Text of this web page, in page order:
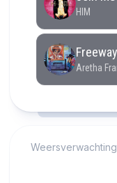
Weersverwachting